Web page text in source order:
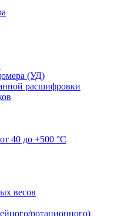
(УД)
расшифровки
40 до +500 °С
весов
ротационного)